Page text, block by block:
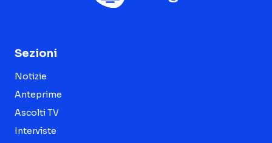
Sezioni
Notizie
Anteprime
Ascolti TV
Interviste